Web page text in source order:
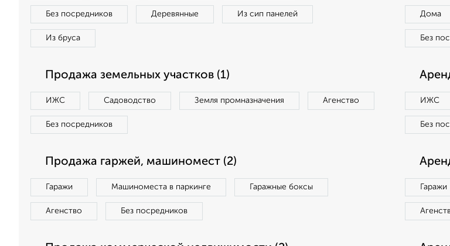
Без посредников Деревянные Из сип панелей
Из бруса
Дома
Без
Продажа земельных участков (1)
ИЖС Садоводство Земля промназначения Агенство
Без посредников
ИЖС
Без
Продажа гаржей, машиномест (2)
Гаражи Машиноместа в паркинге Гаражные боксы
Агенство Без посредников
Гаражи